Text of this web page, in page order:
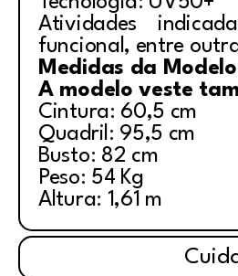
Atividades
funcional, entre
Medidas da
A modelo veste
Cintura: 60,5 cm
Quadril: 95,5 cm
Busto: 82 cm
Peso: 54 Kg
Altura: 1,61 m